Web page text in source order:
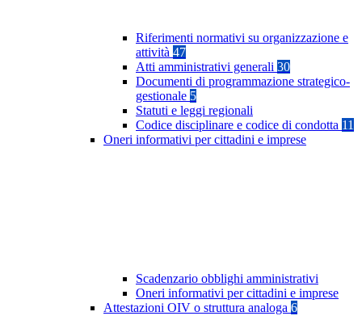
Riferimenti normativi su organizzazione e
attività 47
Atti amministrativi generali 30
Documenti di programmazione strategico-
gestionale 5
Statuti e leggi regionali
Codice disciplinare e codice di condotta 11
Oneri informativi per cittadini e imprese
Scadenzario obblighi amministrativi
Oneri informativi per cittadini e imprese
Attestazioni OIV o struttura analoga 6